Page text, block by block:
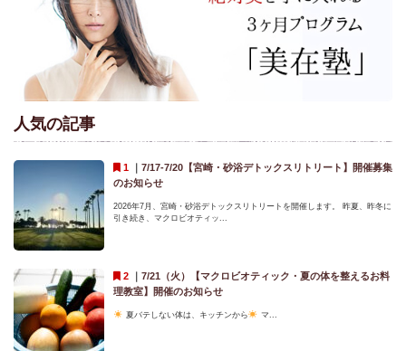
人気の記事
7/17-7/20【宮崎・砂浴デトックスリトリート】開催募集
のお知らせ
2026年7月、宮崎・砂浴デトックスリトリートを開催します。 昨夏、昨冬に
引き続き、マクロビオティッ...
7/21（火）【マクロビオティック・夏の体を整えるお料
理教室】開催のお知らせ
夏バテしない体は、キッチンから マ...